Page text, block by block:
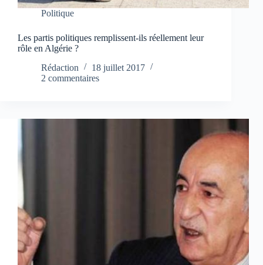
Politique
Les partis politiques remplissent-ils réellement leur
rôle en Algérie ?
Rédaction
18 juillet 2017
2 commentaires